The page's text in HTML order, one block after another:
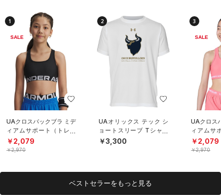
1
SALE
UAクロスバックブラ ミデ
ィアムサポート（トレー
ニング/GIRLS）
￥2,079
￥2,970
2
UAオリックス テック シ
ョートスリーブ Tシャツ
〈オリっこ〉（ベースボ
ール/KIDS）
￥3,300
3
SALE
UAクロス
ィアムサ
ニング/
￥2,079
￥2,970
ベストセラーをもっと見る